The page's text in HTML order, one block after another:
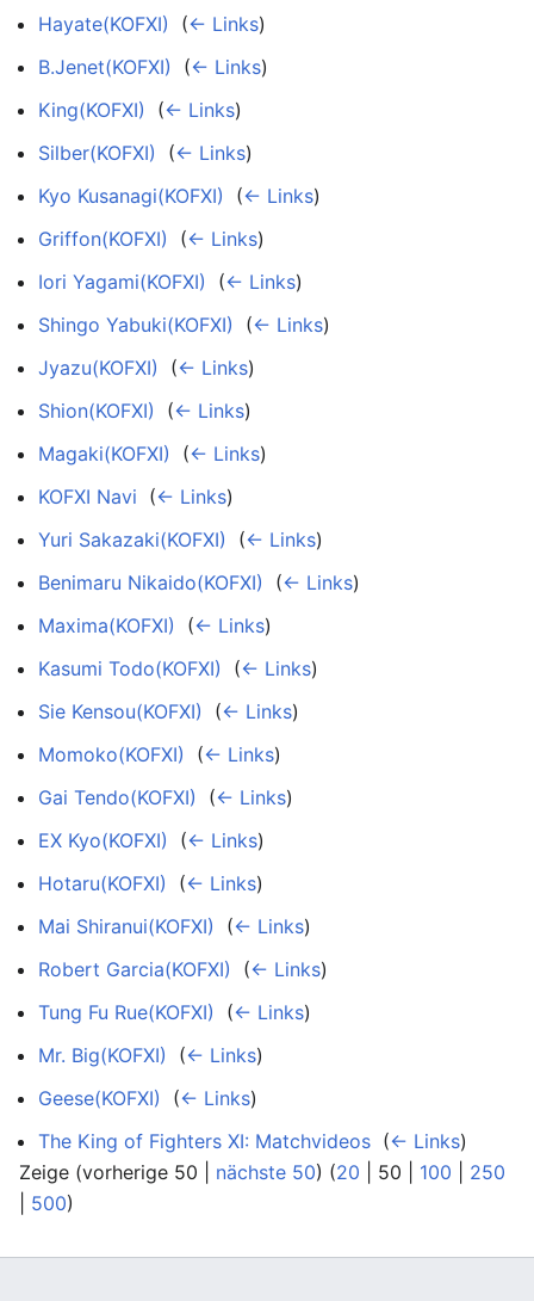
Hayate(KOFXI)
(← Links)
B.Jenet(KOFXI)
(← Links)
King(KOFXI)
(← Links)
Silber(KOFXI)
(← Links)
Kyo Kusanagi(KOFXI)
(← Links)
Griffon(KOFXI)
(← Links)
Iori Yagami(KOFXI)
(← Links)
Shingo Yabuki(KOFXI)
(← Links)
Jyazu(KOFXI)
(← Links)
Shion(KOFXI)
(← Links)
Magaki(KOFXI)
(← Links)
KOFXI Navi (← Links)
Yuri Sakazaki(KOFXI)
(← Links)
Benimaru Nikaido(KOFXI)
(← Links)
Maxima(KOFXI)
(← Links)
Kasumi Todo(KOFXI)
(← Links)
Sie Kensou(KOFXI)
(← Links)
Momoko(KOFXI)
(← Links)
Gai Tendo(KOFXI)
(← Links)
EX Kyo(KOFXI)
(← Links)
Hotaru(KOFXI)
(← Links)
Mai Shiranui(KOFXI)
(← Links)
Robert Garcia(KOFXI)
(← Links)
Tung Fu Rue(KOFXI)
(← Links)
Mr. Big(KOFXI)
(← Links)
Geese(KOFXI)
(← Links)
The King of Fighters XI: Matchvideos (← Links)
Zeige (vorherige 50 nächste 50) (20 50 100
250
500)